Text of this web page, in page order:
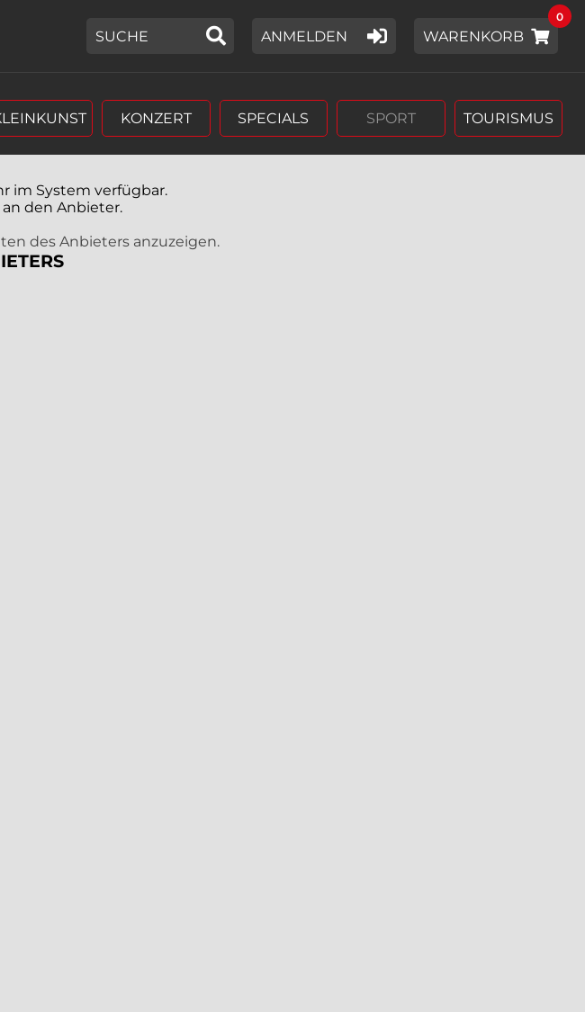
GEBEN SIE HIER EIN SUCHWORT EIN,
ANMELDEN WARENKORB
0
KONZERT SPECIALS SPORT TOURISMUS
im System verfügbar.
den Anbieter.
des Anbieters anzuzeigen.